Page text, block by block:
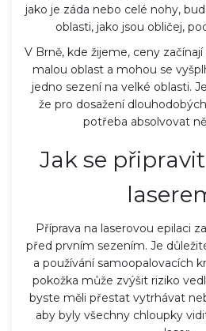
jako je záda nebo celé nohy,
oblasti, jako jsou obličej,
V Brně, kde žijeme, ceny
malou oblast a mohou se
jedno sezení na velké oblasti.
že pro dosažení
potřeba absolvovat
Jak se
Příprava na laserovou epilaci
před prvním sezením. Je
a používání samoopalovacích
pokožka může zvýšit riziko
byste měli přestat vytrhávat
aby byly všechny chloupky